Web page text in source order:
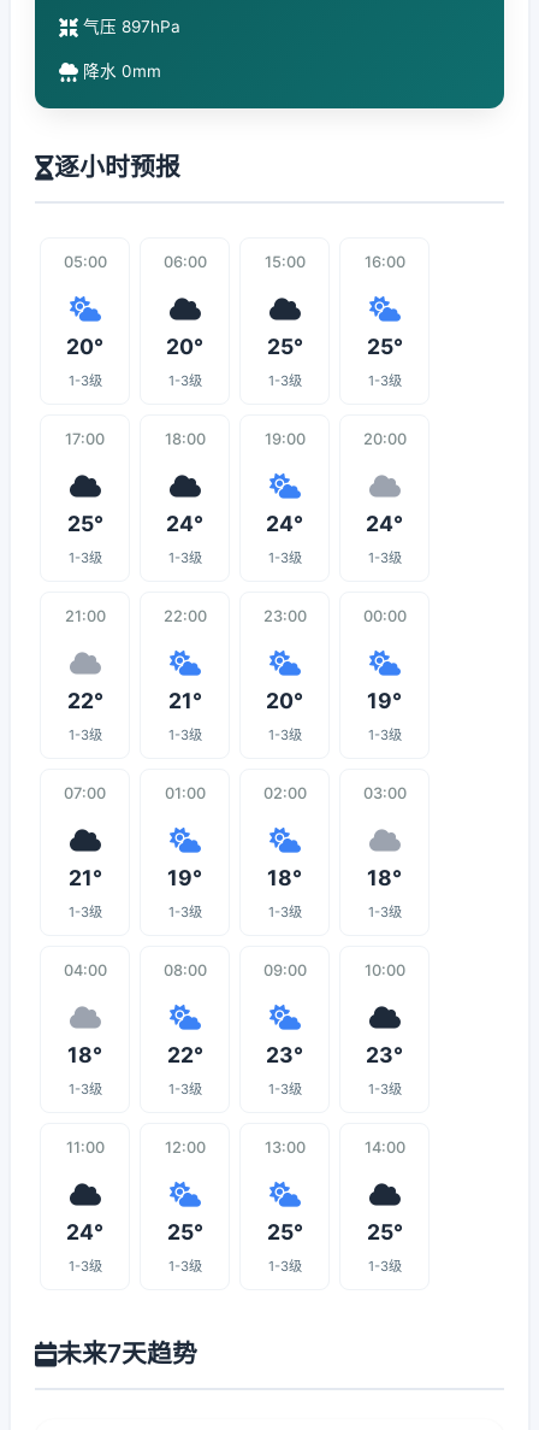
气压 897hPa
降水 0mm
逐小时预报
05:00
20°
1-3级
06:00
20°
1-3级
15:00
25°
1-3级
16:00
25°
1-3级
17:00
25°
1-3级
18:00
24°
1-3级
19:00
24°
1-3级
20:00
24°
1-3级
21:00
22°
1-3级
22:00
21°
1-3级
23:00
20°
1-3级
00:00
19°
1-3级
07:00
21°
1-3级
01:00
19°
1-3级
02:00
18°
1-3级
03:00
18°
1-3级
04:00
18°
1-3级
08:00
22°
1-3级
09:00
23°
1-3级
10:00
23°
1-3级
11:00
24°
1-3级
12:00
25°
1-3级
13:00
25°
1-3级
14:00
25°
1-3级
未来7天趋势